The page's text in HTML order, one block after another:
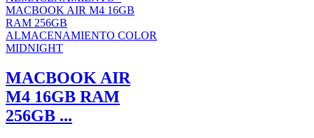
MACBOOK AIR
M4 16GB RAM
256GB ...